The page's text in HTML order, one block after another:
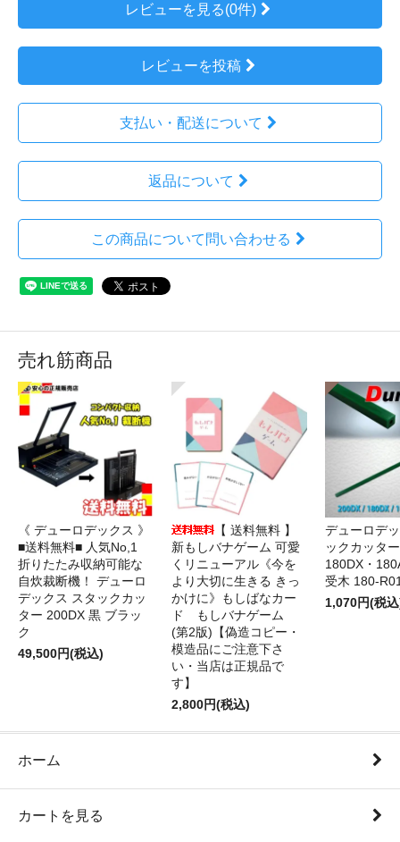
レビューを見る(0件)
レビューを投稿
支払い・配送について
返品について
この商品について問い合わせる
売れ筋商品
《 デューロデックス 》
■送料無料■ 人気No,1
折りたたみ収納可能な
自炊裁断機！ デューロ
デックス スタックカッ
ター 200DX 黒 ブラッ
ク
49,500円(税込)
【 送料無料 】
新もしバナゲーム 可愛
くリニューアル《今を
より大切に生きる きっ
かけに》もしばなカー
ド もしバナゲーム
(第2版)【偽造コピー・
模造品にご注意下さ
い・当店は正規品で
す】
2,800円(税込)
デューロデ
ックカッタ
180DX・
受木 180-
1,070円(税
ホーム
カートを見る